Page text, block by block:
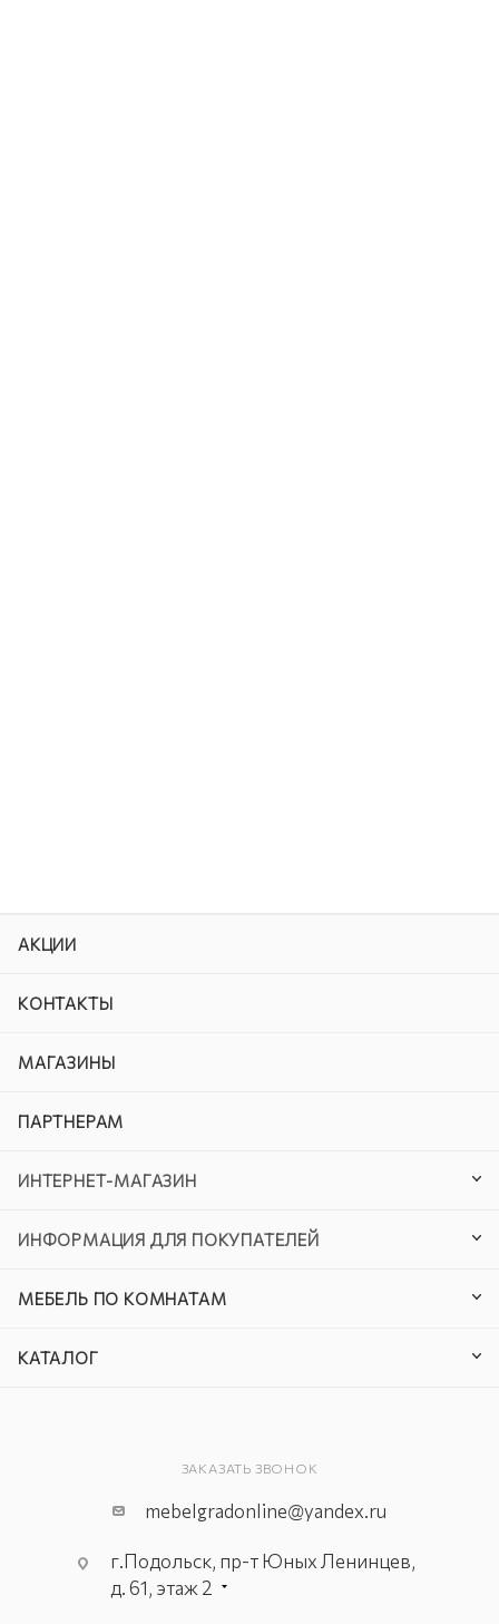
АКЦИИ
КОНТАКТЫ
МАГАЗИНЫ
ПАРТНЕРАМ
ИНТЕРНЕТ-МАГАЗИН
ИНФОРМАЦИЯ ДЛЯ ПОКУПАТЕЛЕЙ
МЕБЕЛЬ ПО КОМНАТАМ
КАТАЛОГ
ЗАКАЗАТЬ ЗВОНОК
mebelgradonline@yandex.ru
г.Подольск, пр-т Юных Ленинцев,
д. 61, этаж 2